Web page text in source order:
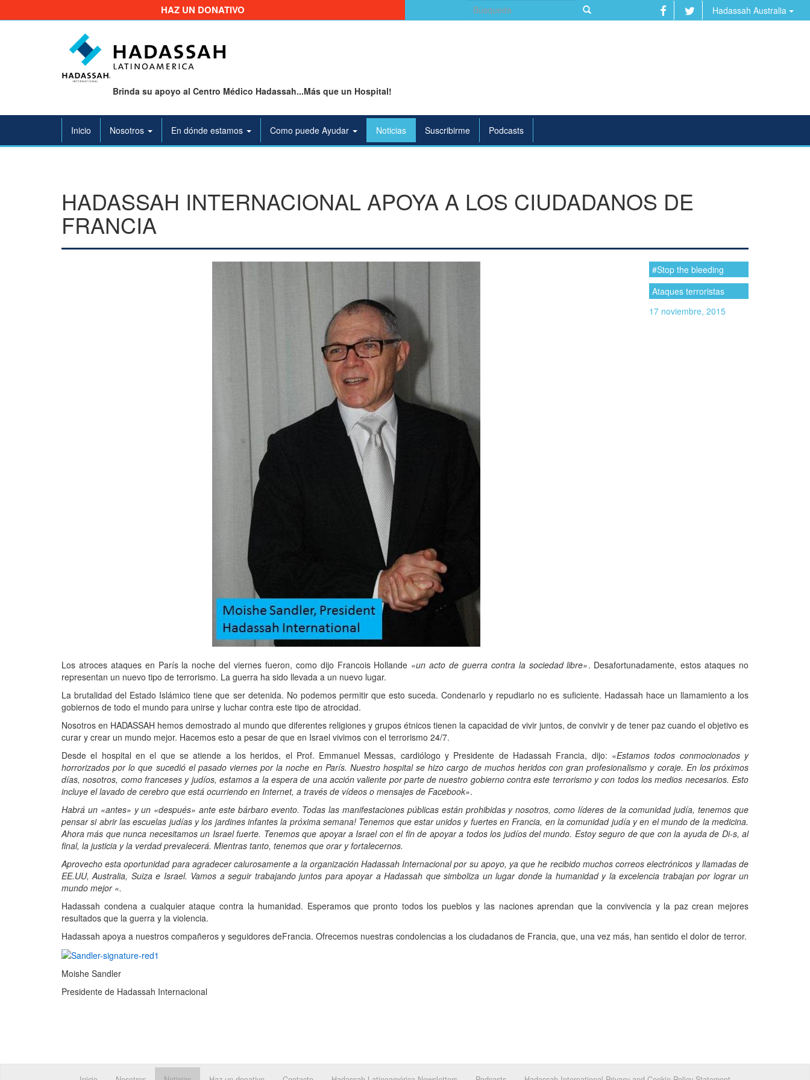
HAZ UN DONATIVO Buscar: Hadassah Australia
Brinda su apoyo al Centro Médico Hadassah...Más que un Hospital!
Inicio Nosotros En dónde estamos Como puede Ayudar Noticias Suscribirme Podcasts
HADASSAH INTERNACIONAL APOYA A LOS CIUDADANOS DE
FRANCIA
#Stop the bleeding
Ataques terroristas
17 noviembre, 2015
Los atroces ataques en París la noche del viernes fueron, como dijo Francois Hollande «un acto de guerra contra la sociedad libre». Desafortunadamente, estos ataques no
representan un nuevo tipo de terrorismo. La guerra ha sido llevada a un nuevo lugar.
La brutalidad del Estado Islámico tiene que ser detenida. No podemos permitir que esto suceda. Condenarlo y repudiarlo no es suficiente. Hadassah hace un llamamiento a los
gobiernos de todo el mundo para unirse y luchar contra este tipo de atrocidad.
Nosotros en HADASSAH hemos demostrado al mundo que diferentes religiones y grupos étnicos tienen la capacidad de vivir juntos, de convivir y de tener paz cuando el objetivo es
curar y crear un mundo mejor. Hacemos esto a pesar de que en Israel vivimos con el terrorismo 24/7.
Desde el hospital en el que se atiende a los heridos, el Prof. Emmanuel Messas, cardiólogo y Presidente de Hadassah Francia, dijo: «Estamos todos conmocionados y
horrorizados por lo que sucedió el pasado viernes por la noche en París. Nuestro hospital se hizo cargo de muchos heridos con gran profesionalismo y coraje. En los próximos
días, nosotros, como franceses y judíos, estamos a la espera de una acción valiente por parte de nuestro gobierno contra este terrorismo y con todos los medios necesarios. Esto
incluye el lavado de cerebro que está ocurriendo en Internet, a través de vídeos o mensajes de Facebook».
Habrá un «antes» y un «después» ante este bárbaro evento. Todas las manifestaciones públicas están prohibidas y nosotros, como líderes de la comunidad judía, tenemos que
pensar si abrir las escuelas judías y los jardines infantes la próxima semana! Tenemos que estar unidos y fuertes en Francia, en la comunidad judía y en el mundo de la medicina.
Ahora más que nunca necesitamos un Israel fuerte. Tenemos que apoyar a Israel con el fin de apoyar a todos los judíos del mundo. Estoy seguro de que con la ayuda de Di-s, al
final, la justicia y la verdad prevalecerá. Mientras tanto, tenemos que orar y fortalecernos.
Aprovecho esta oportunidad para agradecer calurosamente a la organización Hadassah Internacional por su apoyo, ya que he recibido muchos correos electrónicos y llamadas de
EE.UU, Australia, Suiza e Israel. Vamos a seguir trabajando juntos para apoyar a Hadassah que simboliza un lugar donde la humanidad y la excelencia trabajan por lograr un
mundo mejor «.
Hadassah condena a cualquier ataque contra la humanidad. Esperamos que pronto todos los pueblos y las naciones aprendan que la convivencia y la paz crean mejores
resultados que la guerra y la violencia.
Hadassah apoya a nuestros compañeros y seguidores deFrancia. Ofrecemos nuestras condolencias a los ciudadanos de Francia, que, una vez más, han sentido el dolor de terror.
Moishe Sandler
Presidente de Hadassah Internacional